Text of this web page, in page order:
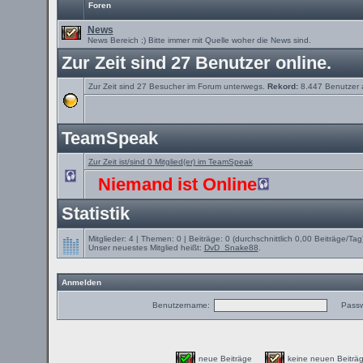
Foren
News
News Bereich ;) Bitte immer mit Quelle woher die News sind.
Zur Zeit sind 27 Benutzer online.
Zur Zeit sind 27 Besucher im Forum unterwegs. Rekord:8.447 Benutzer
TeamSpeak
Zur Zeit ist/sind 0 Mitglied(er) im TeamSpeak
Niemand ist Online
Statistik
Mitglieder: 4 | Themen: 0 | Beiträge: 0 (durchschnittlich 0,00 Beiträge/
Unser neuestes Mitglied heißt: DvD_Snake88
Anmelden
Benutzername:
neue Beiträge keine neuen